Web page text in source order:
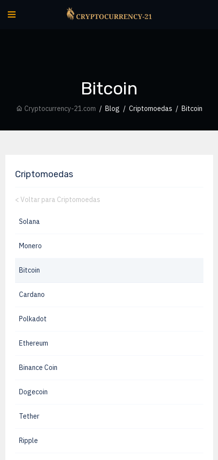
Bitcoin
Cryptocurrency-21.com Blog Criptomoedas Bitcoin
Criptomoedas
< Voltar para Criptomoedas
Solana
Monero
Bitcoin
Cardano
Polkadot
Ethereum
Binance Coin
Dogecoin
Tether
Ripple